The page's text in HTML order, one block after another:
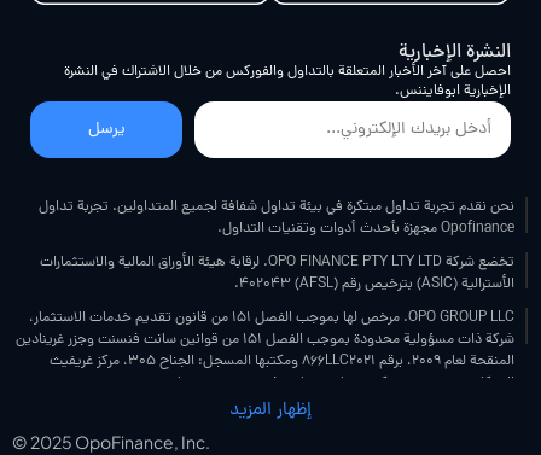
النشرة الإخبارية
احصل على آخر الأخبار المتعلقة بالتداول والفوركس من خلال الاشتراك في النشرة
الإخبارية ابوفایننس.
يرسل
نحن نقدم تجربة تداول مبتكرة في بيئة تداول شفافة لجميع المتداولين. تجربة تداول
Opofinance مجهزة بأحدث أدوات وتقنيات التداول.
تخضع شركة OPO FINANCE PTY LTY LTD. لرقابة هيئة الأوراق المالية والاستثمارات
الأسترالية (ASIC) بترخيص رقم (AFSL) 402043.
OPO GROUP LLC. مرخص لها بموجب الفصل 151 من قانون تقديم خدمات الاستثمار،
شركة ذات مسؤولية محدودة بموجب الفصل 151 من قوانين سانت فنسنت وجزر غرينادين
المنقحة لعام 2009، برقم 866LLC2021 ومكتبها المسجل: الجناح 305، مركز غريفيث
للشركات، بيتشمونت، كينغستاون، سانت فنسنت وجزر غرينادين.
شركة OPO FINANCE (PTY) LTD مرخصة ومنظمة من قبل هيئة سلوكيات القطاع المالي
في جنوب أفريقيا ("FSCA")، ترخيص رقم 54594 (ساري المفعول في 20 مايو 2025).
إظهار المزيد
© 2025 OpoFinance, Inc.